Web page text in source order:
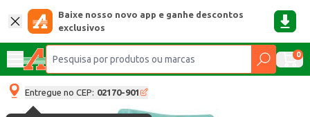
Baixe nosso novo app e ganhe descontos
exclusivos
0
Entregue no CEP: 02170-901